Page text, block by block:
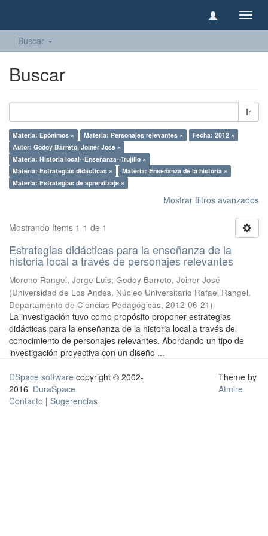
Buscar
Buscar
Ir
Materia: Epónimos × Materia: Personajes relevantes ×
Fecha: 2012 ×
Autor: Godoy Barreto, Joiner José ×
Materia: Historia local--Enseñanza--Trujillo ×
Materia: Estrategias didácticas ×
Materia: Enseñanza de la historia ×
Materia: Estrategias de aprendizaje ×
Mostrar filtros avanzados
Mostrando ítems 1-1 de 1
Estrategias didácticas para la enseñanza de la
historia local a través de personajes relevantes
Moreno Rangel, Jorge Luis; Godoy Barreto, Joiner José
(Universidad de Los Andes, Núcleo Universitario Rafael Rangel,
Departamento de Ciencias Pedagógicas, 2012-06-21)
La investigación tuvo como propósito proponer estrategias
didácticas para la enseñanza de la historia local a través del
conocimiento de personajes relevantes. Abordando un tipo de
investigación proyectiva con un diseño ...
DSpace software copyright © 2002-
2016 DuraSpace
Contacto | Sugerencias
Theme by
Atmire